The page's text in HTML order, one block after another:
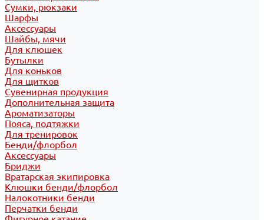
Сумки, рюкзаки
Шарфы
Аксессуары
Шайбы, мячи
Для клюшек
Бутылки
Для коньков
Для щитков
Сувенирная продукция
Дополнительная защита
Ароматизаторы
Пояса, подтяжки
Для тренировок
Бенди/флорбол
Аксессуары
Бриджи
Вратарская экипировка
Клюшки бенди/флорбол
Налокотники бенди
Перчатки бенди